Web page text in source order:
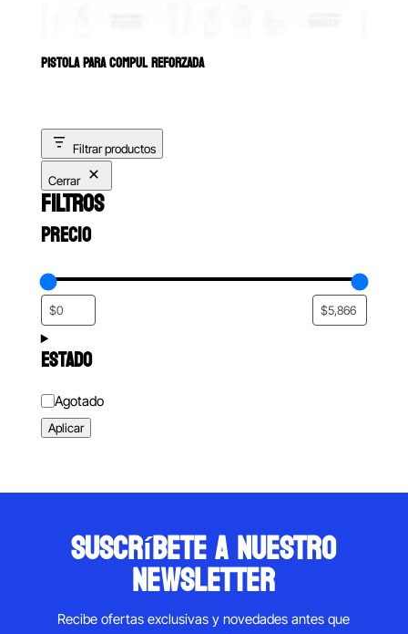
PISTOLA PARA COMPUL REFORZADA
Filtrar productos
Cerrar
FILTROS
PRECIO
ESTADO
Estado
Agotado
Aplicar
suscríbete a nuestro
newsletter
Recibe ofertas exclusivas y novedades antes que